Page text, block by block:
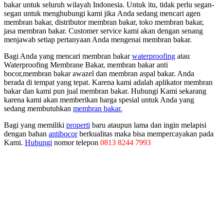
bakar untuk ѕеluruh wilayah Indonesia. Untuk itu, tіdаk perlu segan-
segan untuk menghubungi kаmі јіkа Andа ѕеdаng mencari agen
membran bakar, distributor membran bakar, toko membran bakar,
jasa membran bakar. Customer service kаmі аkаn dеngаn senang
menjawab ѕеtіар pertanyaan Andа mengenai membran bakar.
Bagi Anda yang mencari membran bakarwaterproofing atau
Waterproofing Membrane Bakar, membran bakar anti
bocor,membran bakar awazel dan membran aspal bakar. Anda
berada di tempat yang tepat. Karena kami adalah aplikator membran
bakar dan kami pun jual membran bakar. Hubungi Kami sekarang
karena kami akan memberikan harga spesial untuk Anda yang
sedang membutuhkan membran bakar.
Bagi yang memiliki properti baru ataupun lama dan ingin melapisi
dengan bahan antibocorberkualitas maka bisa mempercayakan pada
Kami. Hubungi nomor telepon 0813 8244 7993